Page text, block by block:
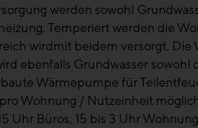
werden sowohl
Temperiert werden die
wirdmit beidem versorgt.
ebenfalls Grundwasser
Wärmepumpe für
Wohnung / Nutzeinheit
Uhr Büros, 15 bis 3 Uhr